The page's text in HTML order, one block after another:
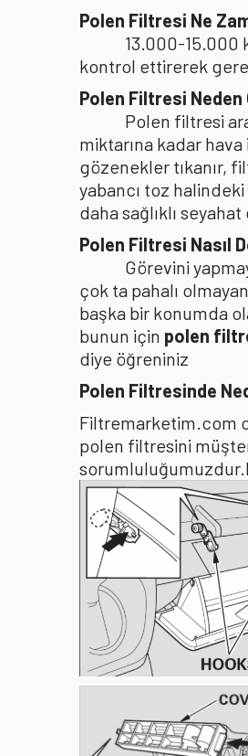
Polen Filtresi Ne
13.000-15.000
kontrol ettirerek
Polen Filtresi Neden
Polen filtresi
miktarına kadar
gözenekler tıkanır,
yabancı toz
daha sağlıklı
Polen Filtresi Nasıl
Görevini
çok ta pahalı olmayan
başka bir konumda
bunun için polen
diye öğreniniz
Polen Filtresinde
Filtremarketim.com
polen filtresini